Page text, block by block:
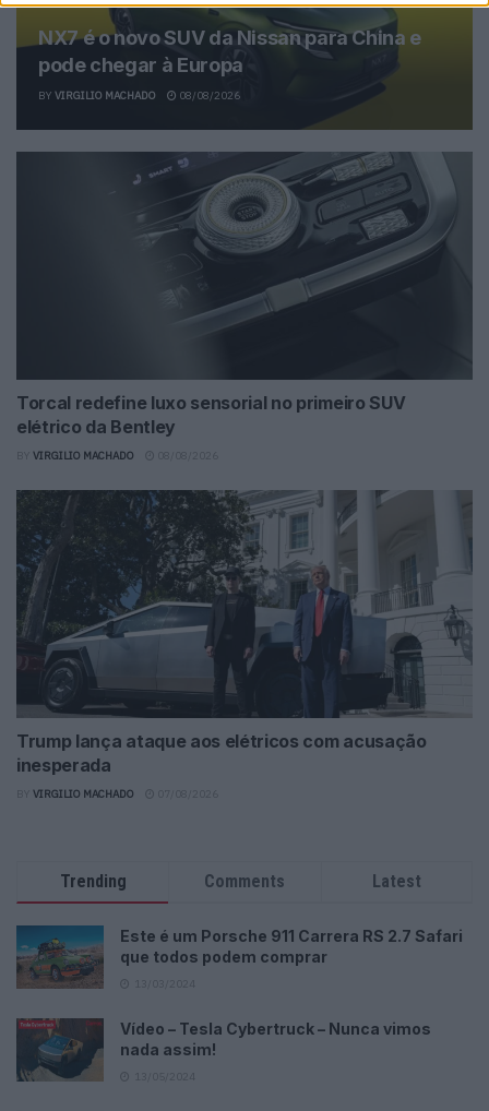
NX7 é o novo SUV da Nissan para China e
pode chegar à Europa
BY VIRGILIO MACHADO 08/08/2026
Torcal redefine luxo sensorial no primeiro SUV
elétrico da Bentley
VIRGILIO MACHADO
Trump lança ataque aos elétricos com acusação
inesperada
VIRGILIO MACHADO
Trending Comments Latest
Este é um Porsche 911 Carrera RS 2.7 Safari
que todos podem comprar
Vídeo – Tesla Cybertruck – Nunca vimos
nada assim!